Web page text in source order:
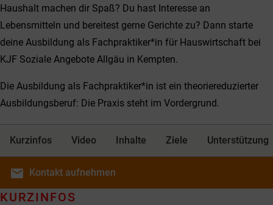
Haushalt machen dir Spaß? Du hast Interesse an
Lebensmitteln und bereitest gerne Gerichte zu? Dann starte
deine Ausbildung als Fachpraktiker*in für Hauswirtschaft bei
KJF Soziale Angebote Allgäu in Kempten.
Die Ausbildung als Fachpraktiker*in ist ein theoriereduzierter
Ausbildungsberuf: Die Praxis steht im Vordergrund.
Kurzinfos Video Inhalte Ziele Unterstützung
email Kontakt aufnehmen
KURZINFOS